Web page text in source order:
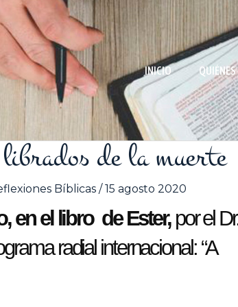
INICIO
de la muerte
Bíblicas /15 agosto 2020
en el libro de Ester, por el
radial internacional: “A